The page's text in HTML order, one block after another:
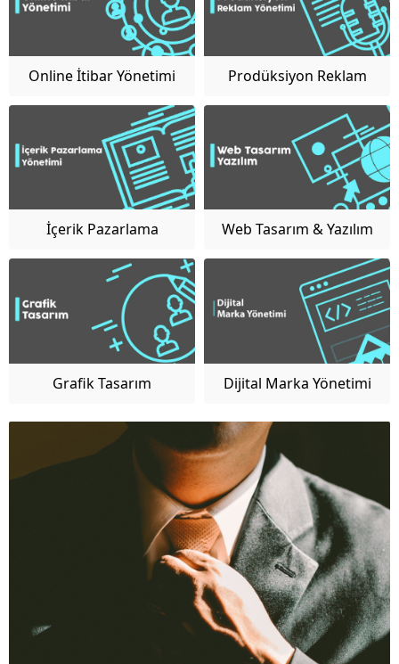
Online İtibar Yönetimi
Prodüksiyon Reklam
İçerik Pazarlama
Web Tasarım & Yazılım
Grafik Tasarım Dijital Marka Yönetimi